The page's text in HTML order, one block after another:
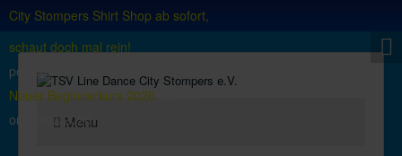
City Stompers Shirt Shop ab sofort,
schaut doch mal rein!
posted on
Neuer Beginnerkurs 2026
on
02/07/2026
Menu